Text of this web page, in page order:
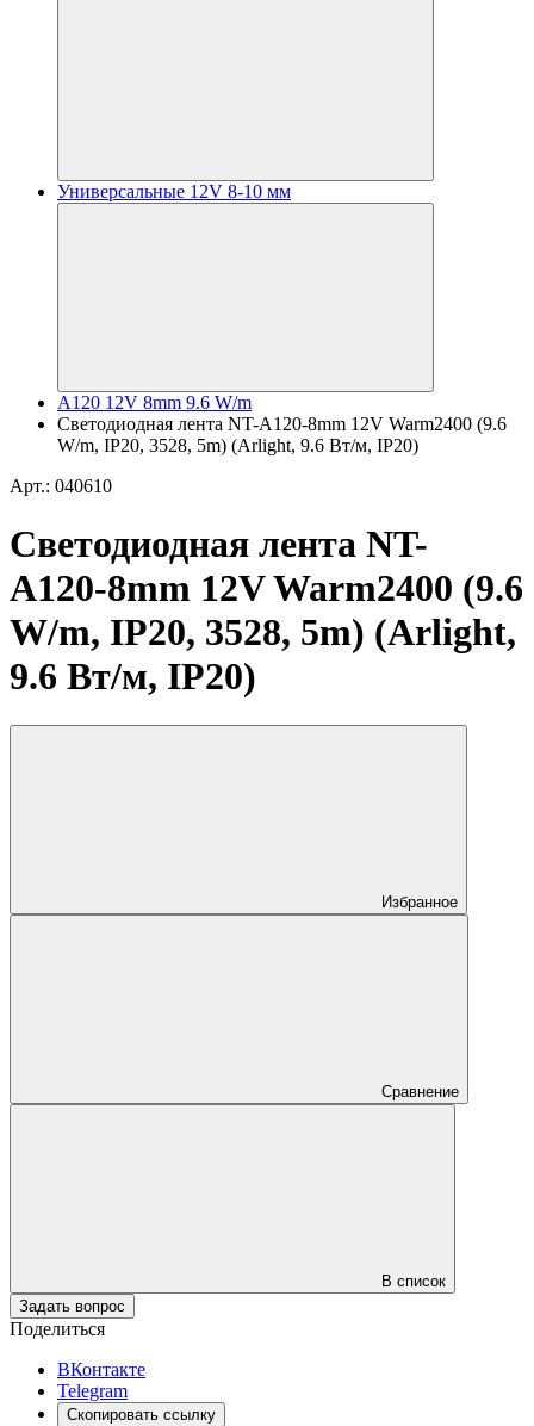
Универсальные 12V 8-10 мм
A120 12V 8mm 9.6 W/m
Светодиодная лента NT-A120-8mm 12V Warm2400 (9.6
W/m, IP20, 3528, 5m) (Arlight, 9.6 Вт/м, IP20)
Арт.: 040610
Светодиодная лента NT-
A120-8mm 12V Warm2400 (9.6
W/m, IP20, 3528, 5m) (Arlight,
9.6 Вт/м, IP20)
Избранное
Сравнение
В список
Задать вопрос
Поделиться
ВКонтакте
Telegram
Скопировать ссылку